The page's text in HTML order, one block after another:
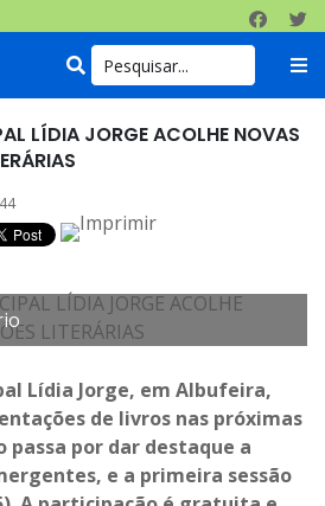
LÍDIA JORGE ACOLHE NOVAS
Lídia Jorge, em Albufeira,
de livros nas próximas
passa por dar destaque a
e a primeira sessão